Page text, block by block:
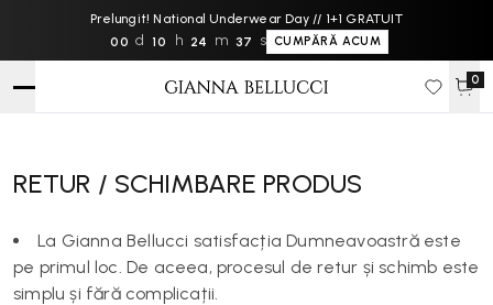
Prelungit! National Underwear Day // 1+1 GRATUIT
00 d 10 h 24 m 37 s CUMPĂRĂ ACUM
0
RETUR / SCHIMBARE PRODUS
La Gianna Bellucci satisfacția Dumneavoastră este
pe primul loc. De aceea, procesul de retur și schimb este
simplu și fără complicații.